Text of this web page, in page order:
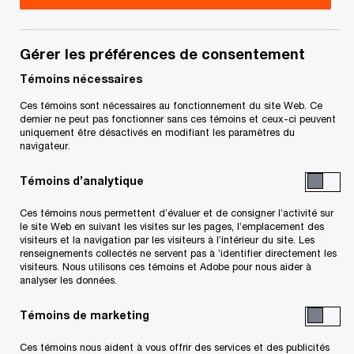
Shabnam Malik est associée au sein des Services
fiscaux - Gestion de patriomoine, chez PwC
Canada, dans la région du Grand Toronto. Elle
travaille avec une équipe dévouée de conseillers
d'affaires de confiance pour apporter de la valeur
aux particuliers fortunés et aux dirigeants de
grandes entreprises multinationales.
Shabnam offre des conseils stratégiques à des
clients américains, canadiens et internationaux,
les aidant à gérer les risques, à optimiser leur
efficacité fiscale et à se conformer aux exigences
fiscales transfrontalières de plus en plus
Gérer les préférences de consentement
Témoins nécessaires
Ces témoins sont nécessaires au fonctionnement du site Web. Ce
dernier ne peut pas fonctionner sans ces témoins et ceux-ci peuvent
uniquement être désactivés en modifiant les paramètres du
navigateur.
Témoins d’analytique
Ces témoins nous permettent d’évaluer et de consigner l’activité sur
le site Web en suivant les visites sur les pages, l’emplacement des
visiteurs et la navigation par les visiteurs à l’intérieur du site. Les
renseignements collectés ne servent pas à ’identifier directement les
visiteurs. Nous utilisons ces témoins et Adobe pour nous aider à
analyser les données.
Témoins de marketing
Ces témoins nous aident à vous offrir des services et des publicités